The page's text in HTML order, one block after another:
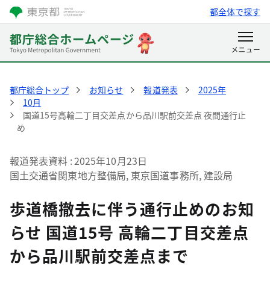
都全体で探す
都庁総合トップ お知らせ 報道発表
2025年
10月
国道15号高輪二丁目交差点から品川駅前交差点 夜間通行止
め
報道発表資料 2025年10月23日
国土交通省関東地方整備局, 東京国道事務所, 建設局
歩道橋撤去に伴う通行止めのお知
らせ 国道15号 高輪二丁目交差点
から品川駅前交差点まで